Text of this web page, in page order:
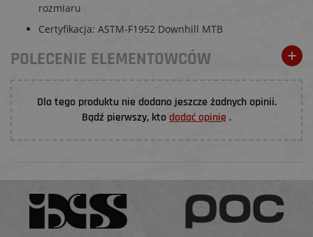
rozmiaru
Certyfikacja: ASTM-F1952 Downhill MTB
POLECENIE ELEMENTOWCÓW
Dla tego produktu nie dodano jeszcze żadnych opinii.
Bądź pierwszy, kto dodać opinię .